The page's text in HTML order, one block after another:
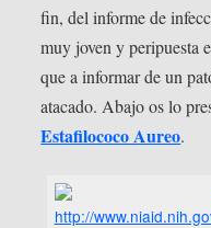
fin, del informe de
muy joven y peripuesta
que a informar de un
atacado. Abajo os lo
Estafilococo Aureo.